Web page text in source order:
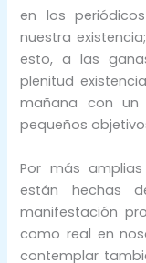
en los
nuestra
esto, a las
plenitud
mañana con
pequeños
Por más
están hechas
manifestación
como real en
contemplar